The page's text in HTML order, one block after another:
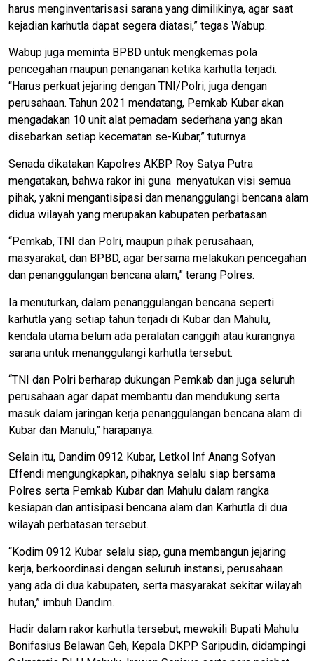
harus menginventarisasi sarana yang dimilikinya, agar saat
kejadian karhutla dapat segera diatasi,” tegas Wabup.
Wabup juga meminta BPBD untuk mengkemas pola
pencegahan maupun penanganan ketika karhutla terjadi.
“Harus perkuat jejaring dengan TNI/Polri, juga dengan
perusahaan. Tahun 2021 mendatang, Pemkab Kubar akan
mengadakan 10 unit alat pemadam sederhana yang akan
disebarkan setiap kecematan se-Kubar,” tuturnya.
Senada dikatakan Kapolres AKBP Roy Satya Putra
mengatakan, bahwa rakor ini guna menyatukan visi semua
pihak, yakni mengantisipasi dan menanggulangi bencana alam
didua wilayah yang merupakan kabupaten perbatasan.
“Pemkab, TNI dan Polri, maupun pihak perusahaan,
masyarakat, dan BPBD, agar bersama melakukan pencegahan
dan penanggulangan bencana alam,” terang Polres.
Ia menuturkan, dalam penanggulangan bencana seperti
karhutla yang setiap tahun terjadi di Kubar dan Mahulu,
kendala utama belum ada peralatan canggih atau kurangnya
sarana untuk menanggulangi karhutla tersebut.
“TNI dan Polri berharap dukungan Pemkab dan juga seluruh
perusahaan agar dapat membantu dan mendukung serta
masuk dalam jaringan kerja penanggulangan bencana alam di
Kubar dan Manulu,” harapanya.
Selain itu, Dandim 0912 Kubar, Letkol Inf Anang Sofyan
Effendi mengungkapkan, pihaknya selalu siap bersama
Polres serta Pemkab Kubar dan Mahulu dalam rangka
kesiapan dan antisipasi bencana alam dan Karhutla di dua
wilayah perbatasan tersebut.
“Kodim 0912 Kubar selalu siap, guna membangun jejaring
kerja, berkoordinasi dengan seluruh instansi, perusahaan
yang ada di dua kabupaten, serta masyarakat sekitar wilayah
hutan,” imbuh Dandim.
Hadir dalam rakor karhutla tersebut, mewakili Bupati Mahulu
Bonifasius Belawan Geh, Kepala DKPP Saripudin, didampingi